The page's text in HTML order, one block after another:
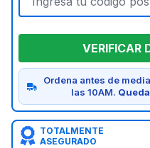
VERIFICAR
Ordena antes de
las 10AM.
TOTALMENTE
ASEGURADO